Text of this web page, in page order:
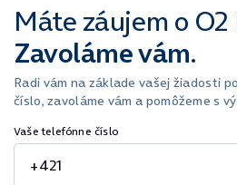
Máte záujem o O2
Zavoláme vám.
Radi vám na základe vašej žiadosti
číslo, zavoláme vám a pomôžeme s
Vaše telefónne číslo